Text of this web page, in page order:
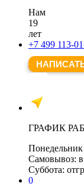
Нам
19
лет
+7 499 113-
ГРАФИК
Самовывоз:
Суббота:
0